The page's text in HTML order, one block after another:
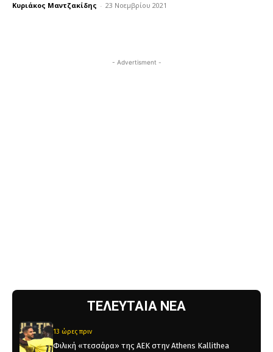
Κυριάκος Μαντζακίδης - 23 Νοεμβρίου 2021
- Advertisment -
ΤΕΛΕΥΤΑΙΑ ΝΕΑ
13 ώρες πριν
Φιλική «τεσσάρα» της ΑΕΚ στην Athens Kallithea